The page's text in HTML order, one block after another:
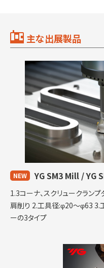
主な出展製品
NEW YG SM3 Mill / YG
1.3コーナ、スクリュークラン
肩削り 2.工具径:φ20～φ63 3.
ーの3タイプ